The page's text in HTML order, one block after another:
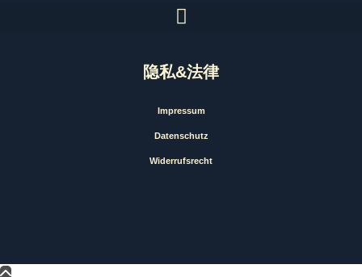
隐私&法律
Impressum
Datenschutz
Widerrufsrecht